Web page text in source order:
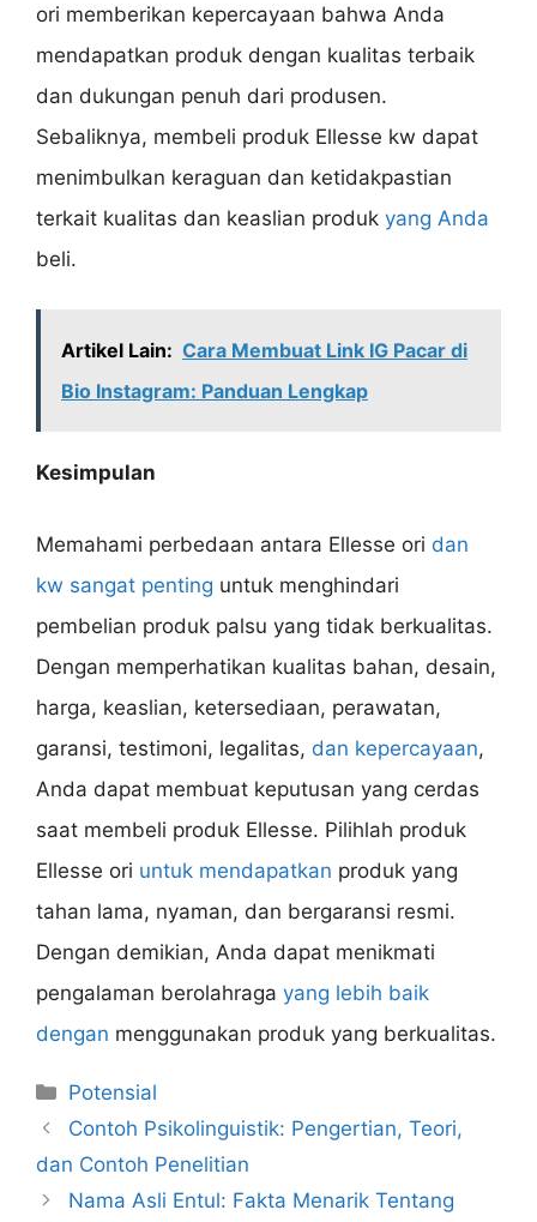
ori memberikan kepercayaan bahwa Anda
mendapatkan produk dengan kualitas terbaik
dan dukungan penuh dari produsen.
Sebaliknya, membeli produk Ellesse kw dapat
menimbulkan keraguan dan ketidakpastian
terkait kualitas dan keaslian produk yang Anda
beli.
Artikel Lain: Cara Membuat Link IG Pacar di
Bio Instagram: Panduan Lengkap
Kesimpulan
Memahami perbedaan antara Ellesse ori dan
kw sangat penting untuk menghindari
pembelian produk palsu yang tidak berkualitas.
Dengan memperhatikan kualitas bahan, desain,
harga, keaslian, ketersediaan, perawatan,
garansi, testimoni, legalitas, dan kepercayaan,
Anda dapat membuat keputusan yang cerdas
saat membeli produk Ellesse. Pilihlah produk
Ellesse ori untuk mendapatkan produk yang
tahan lama, nyaman, dan bergaransi resmi.
Dengan demikian, Anda dapat menikmati
pengalaman berolahraga yang lebih baik
dengan menggunakan produk yang berkualitas.
Categories
Potensial
Contoh Psikolinguistik: Pengertian, Teori,
dan Contoh Penelitian
Nama Asli Entul: Fakta Menarik Tentang